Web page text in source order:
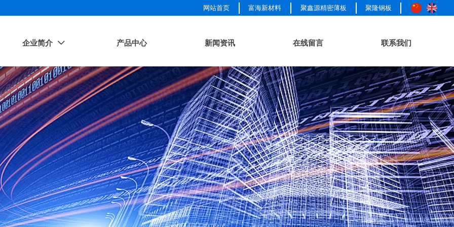
网站首页 富海新材料 聚鑫源精密薄板 聚隆钢板
企业简介  产品中心 新闻资讯 在线留言 联系我们